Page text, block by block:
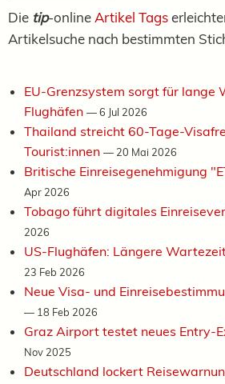
Die tip-online Artikel Tags
Artikelsuche nach bestimmten
EU-Grenzsystem sorgt für lange
Flughäfen —6 Jul 2026
Thailand streicht 60-Tage-
Tourist:innen — 20 Mai 2026
Britische Einreisegenehmigung
Apr 2026
Tobago führt digitales
2026
US-Flughäfen: Längere
23 Feb 2026
Neue Visa- und
— 18 Feb 2026
Graz Airport testet neues Entry-
Nov 2025
Deutschland lockert